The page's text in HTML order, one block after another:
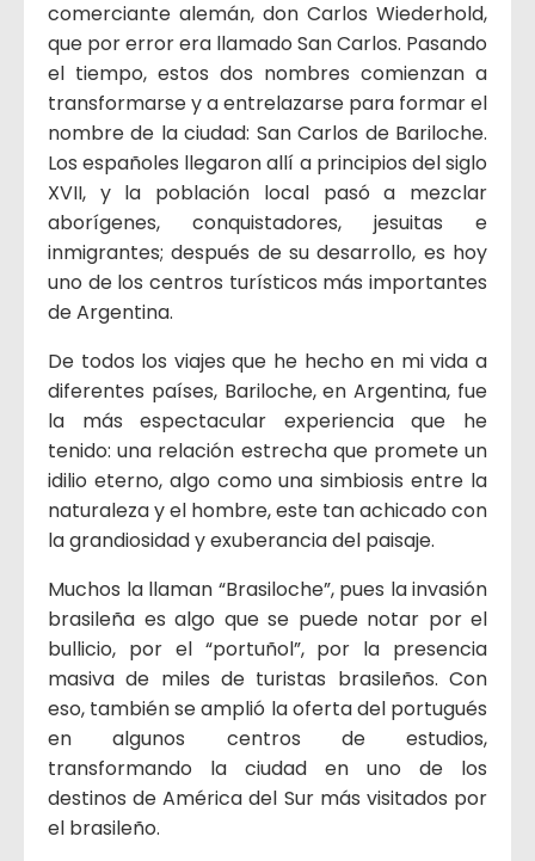
comerciante alemán, don Carlos Wiederhold,
que por error era llamado San Carlos. Pasando
el tiempo, estos dos nombres comienzan a
transformarse y a entrelazarse para formar el
nombre de la ciudad: San Carlos de Bariloche.
Los españoles llegaron allí a principios del siglo
XVII, y la población local pasó a mezclar
aborígenes, conquistadores, jesuitas e
inmigrantes; después de su desarrollo, es hoy
uno de los centros turísticos más importantes
de Argentina.
De todos los viajes que he hecho en mi vida a
diferentes países, Bariloche, en Argentina, fue
la más espectacular experiencia que he
tenido: una relación estrecha que promete un
idilio eterno, algo como una simbiosis entre la
naturaleza y el hombre, este tan achicado con
la grandiosidad y exuberancia del paisaje.
Muchos la llaman “Brasiloche”, pues la invasión
brasileña es algo que se puede notar por el
bullicio, por el “portuñol”, por la presencia
masiva de miles de turistas brasileños. Con
eso, también se amplió la oferta del portugués
en algunos centros de estudios,
transformando la ciudad en uno de los
destinos de América del Sur más visitados por
el brasileño.